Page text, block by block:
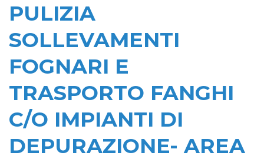
PULIZIA
SOLLEVAMENTI
FOGNARI E
TRASPORTO FANGHI
C/O IMPIANTI DI
DEPURAZIONE- AREA